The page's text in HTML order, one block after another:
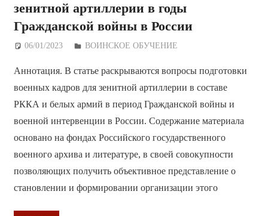
зенитной артиллерии в годы
Гражданской войны в России
06/01/2023 Дежурный по Редакции
ВОИНСКОЕ ОБУЧЕНИЕ
Аннотация. В статье раскрываются вопросы подготовки
военных кадров для зенитной артиллерии в составе
РККА и белых армий в период Гражданской войны и
военной интервенции в России. Содержание материала
основано на фондах Российского государственного
военного архива и литературе, в своей совокупности
позволяющих получить объективное представление о
становлении и формировании организации этого